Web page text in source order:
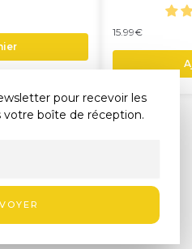
15.99€
pour recevoir les
votre boîte de réception.